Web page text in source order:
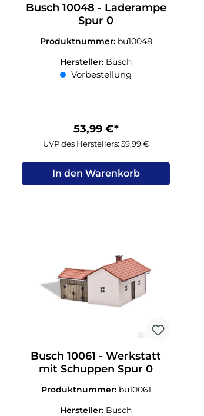
Busch 10048 - Laderampe
Spur 0
Produktnummer: bu10048
Hersteller: Busch
Vorbestellung
53,99 €*
UVP des Herstellers: 59,99 €
In den Warenkorb
Busch 10061 - Werkstatt
mit Schuppen Spur 0
Produktnummer: bu10061
Hersteller: Busch